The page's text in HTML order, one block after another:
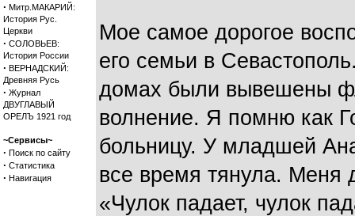
· Митр.МАКАРИЙ:
История Рус.
Церкви
· СОЛОВЬЕВ:
История России
· ВЕРНАДСКИЙ:
Древняя Русь
· Журнал
ДВУГЛАВЫЙ
ОРЕЛЪ 1921 год
~Сервисы~
· Поиск по сайту
· Статистика
· Навигация
Мое самое дорогое
его семьи в
домах были вывешены
волнение. Я помню как
больницу. У младшей
все время тянула. Меня
«Чулок падает, чулок